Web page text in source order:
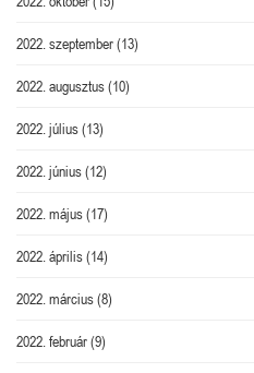
2022. szeptember(13)
2022. augusztus(10)
2022. július(13)
2022. június(12)
2022. május(17)
2022. április(14)
2022. március(8)
2022. február(9)